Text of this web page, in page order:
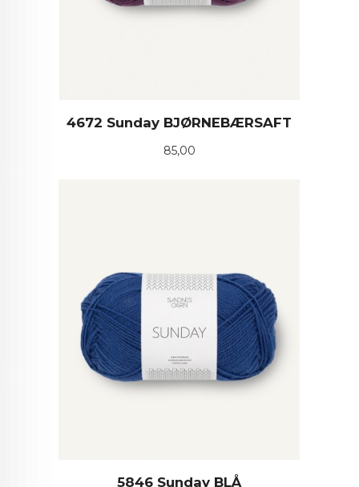
4672 Sunday BJØRNEBÆRSAFT
Pris
85,00
5846 Sunday BLÅ